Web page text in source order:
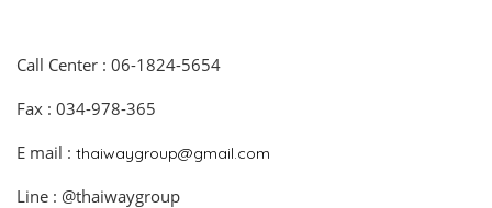
Call Center : 06-1824-5654
Fax : 034-978-365
E mail : thaiwaygroup@gmail.com
Line : @thaiwaygroup